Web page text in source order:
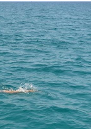
השבוע
ליולדות
ברמב"ם
בכל
ימות
השבוע